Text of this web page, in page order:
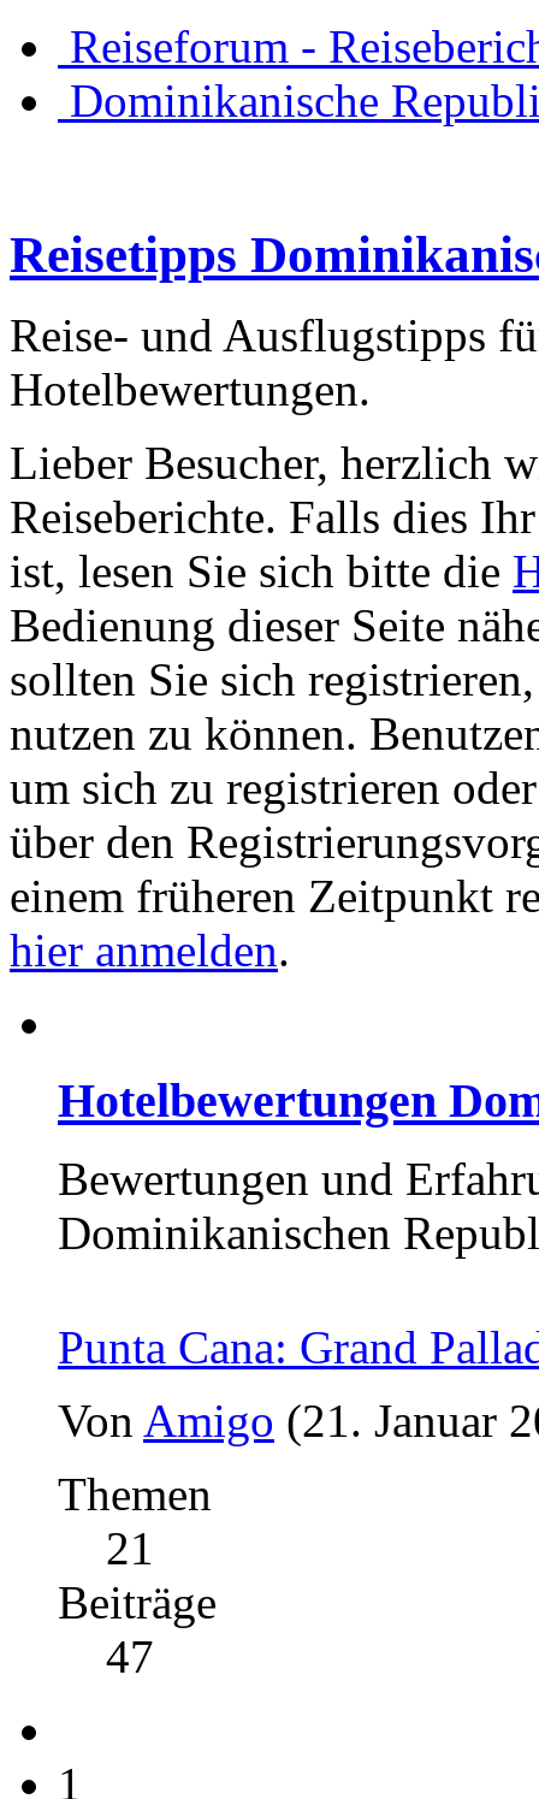
Reiseforum -
Dominikanische
Reisetipps
Reise- und Ausflugstipps
Hotelbewertungen.
Lieber Besucher, herzlich
Reiseberichte. Falls dies
ist, lesen Sie sich bitte die
Bedienung dieser Seite
sollten Sie sich
nutzen zu können.
um sich zu registrieren
über den
einem früheren Zeitpunkt
hier anmelden.
Hotelbewertungen
Bewertungen und
Dominikanischen
Punta Cana: Grand
Von Amigo (21. Januar
Themen
21
Beiträge
47
1